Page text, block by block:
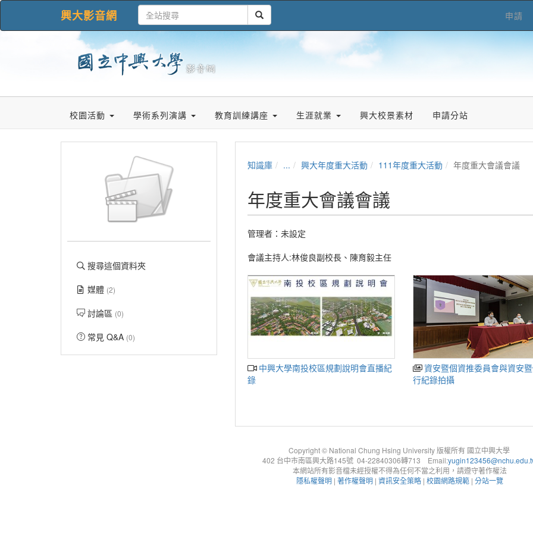
興大影音網 申請
校園活動 學術系列演講 教育訓練講座 生涯就業 興大校景素材 申請分站
搜尋這個資料夾
媒體 (2)
討論區 (0)
常見 Q&A (0)
知識庫 ... 興大年度重大活動 111年度重大活動 年度重大會議會議
年度重大會議會議
管理者：未設定
會議主持人:林俊良副校長、陳育毅主任
中興大學南投校區規劃說明會直播紀
錄
資安暨個資推委員會與資安暨個資執
行紀錄拍攝
Copyright © National Chung Hsing University 版權所有 國立中興大學
402 台中市南區興大路145號 04-22840306轉713 Email:
本網站所有影音檔未經授權不得為任何不當之利用，請遵守著作權法
隱私權聲明 | 著作權聲明 | 資訊安全策略 | 校園網路規範 | 分站一覽